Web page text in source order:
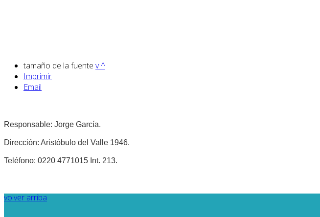
tamaño de la fuente v^
Imprimir
Email
Responsable: Jorge García.
Dirección: Aristóbulo del Valle 1946.
Teléfono: 0220 4771015 Int. 213.
volver arriba